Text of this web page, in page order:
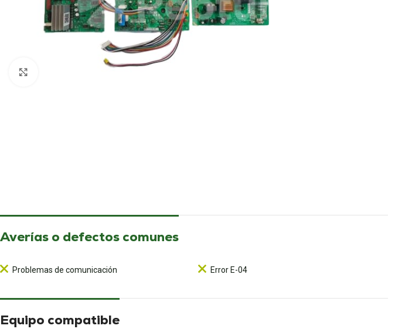
Averías o defectos comunes
Problemas de comunicación Error E-04
Equipo compatible